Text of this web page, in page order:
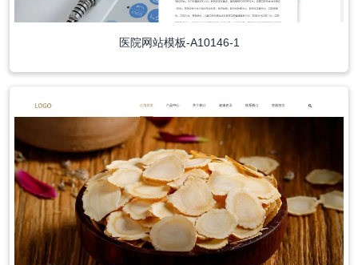
医院网站模板-A10146-1